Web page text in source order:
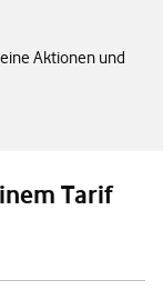
Aktionen und
Tarif